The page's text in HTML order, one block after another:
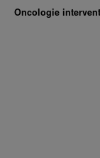
Oncologie